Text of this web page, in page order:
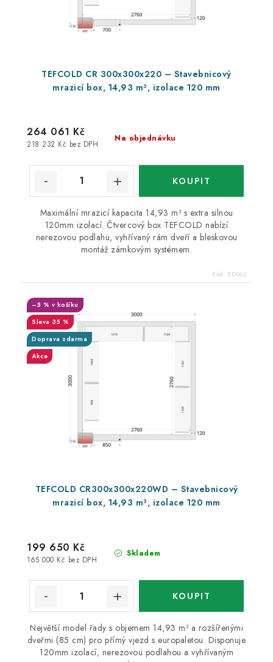
TEFCOLD CR 300x300x220 – Stavebnicový
mrazicí box, 14,93 m³, izolace 120 mm
Na objednávku
218 232 Kč bez DPH
264 061 Kč
Maximální mrazicí kapacita 14,93 m³ s extra silnou
120mm izolací. Čtvercový box TEFCOLD nabízí
nerezovou podlahu, vyhřívaný rám dveří a bleskovou
montáž zámkovým systémem.
Kód: ED062
TEFCOLD CR300x300x220WD – Stavebnicový
mrazicí box, 14,93 m³, izolace 120 mm
35 %
Doprava zdarma
Akce
–5 % v košíku
Skladem
165 000 Kč bez DPH
199 650 Kč
Největší model řady s objemem 14,93 m³ a rozšířenými
dveřmi (85 cm) pro přímý vjezd s europaletou. Disponuje
120mm izolací, nerezovou podlahou a vyhřívaným